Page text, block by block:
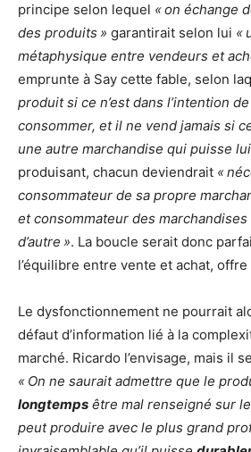
principe selon lequel « on échange
des produits » garantirait selon lui «
métaphysique entre vendeurs et
emprunte à Say cette fable, selon
produit si ce n’est dans l’intention
consommer, et il ne vend jamais si
une autre marchandise qui puisse
produisant, chacun deviendrait «
consommateur de sa propre
et consommateur des marchandises
d’autre ». La boucle serait donc
l’équilibre entre vente et achat,
Le dysfonctionnement ne pourrait
défaut d’information lié à la
marché. Ricardo l’envisage, mais il
« On ne saurait admettre que le
longtemps être mal renseigné sur
peut produire avec le plus grand